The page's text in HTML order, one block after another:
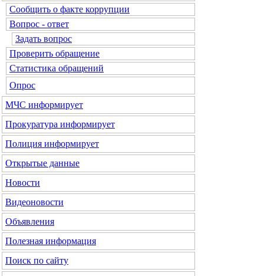
Сообщить о факте коррупции
Вопрос - ответ
Задать вопрос
Проверить обращение
Статистика обращений
Опрос
МЧС информирует
Прокуратура информирует
Полиция информирует
Открытые данные
Новости
Видеоновости
Объявления
Полезная информация
Поиск по сайту